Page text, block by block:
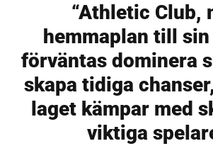
“Athletic Club,
hemmaplan till
förväntas dominera
skapa tidiga
laget kämpar med
viktiga